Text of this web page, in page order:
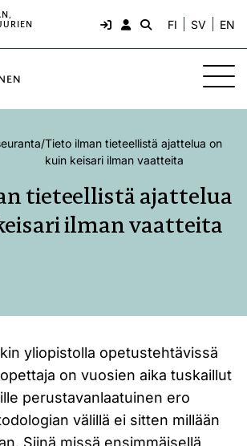
FI SV EN
/Tieto ilman tieteellistä ajattelua on
kuin keisari ilman vaatteita
tieteellistä ajattelua
ilman vaatteita
yliopistolla opetustehtävissä
on vuosien aika tuskaillut
perustavanlaatuinen ero
välillä ei sitten millään
Siinä missä ensimmäisellä